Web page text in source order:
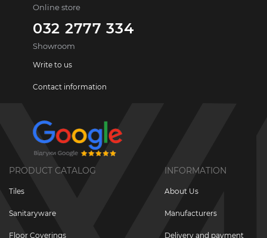
Online store
032 2777 334
Showroom
Write to us
Contact information
PRODUCT CATALOG
Tiles
Sanitaryware
Floor Coverings
INFORMATION
About Us
Manufacturers
Delivery and payment